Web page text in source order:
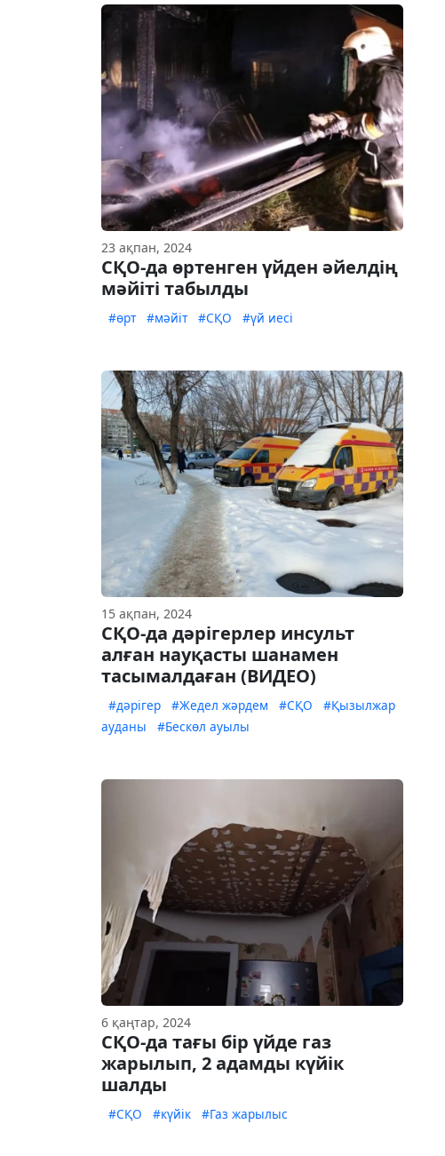
23 ақпан, 2024
СҚО-да өртенген үйден әйелдің
мәйіті табылды
#өрт #мәйіт #СҚО #үй иесі
15 ақпан, 2024
СҚО-да дәрігерлер инсульт
алған науқасты шанамен
тасымалдаған (ВИДЕО)
#дәрігер #Жедел жәрдем #СҚО
#Қызылжар
ауданы
#Бескөл ауылы
6 қаңтар, 2024
СҚО-да тағы бір үйде газ
жарылып, 2 адамды күйік
шалды
#СҚО #күйік #Газ жарылыс